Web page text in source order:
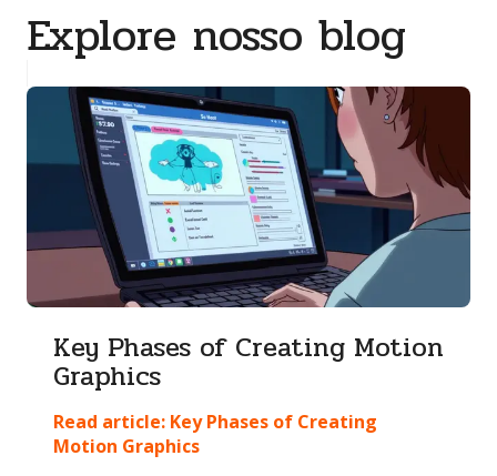
Explore nosso blog
Key Phases of Creating Motion
Graphics
Read article: Key Phases of Creating
Motion Graphics